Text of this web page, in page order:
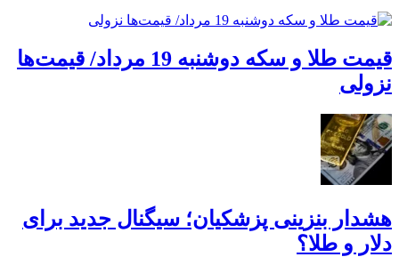
قیمت طلا و سکه دوشنبه 19 مرداد/ قیمت‌ها
نزولی
هشدار بنزینی پزشکیان؛ سیگنال جدید برای
دلار و طلا؟